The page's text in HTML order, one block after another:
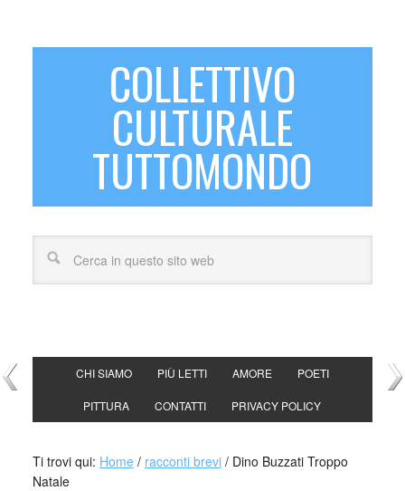
COLLETTIVO
CULTURALE
TUTTOMONDO
CHI SIAMO PIÙ LETTI AMORE POETI
PITTURA CONTATTI PRIVACY POLICY
Ti trovi qui: Home / racconti brevi /Dino Buzzati Troppo
Natale